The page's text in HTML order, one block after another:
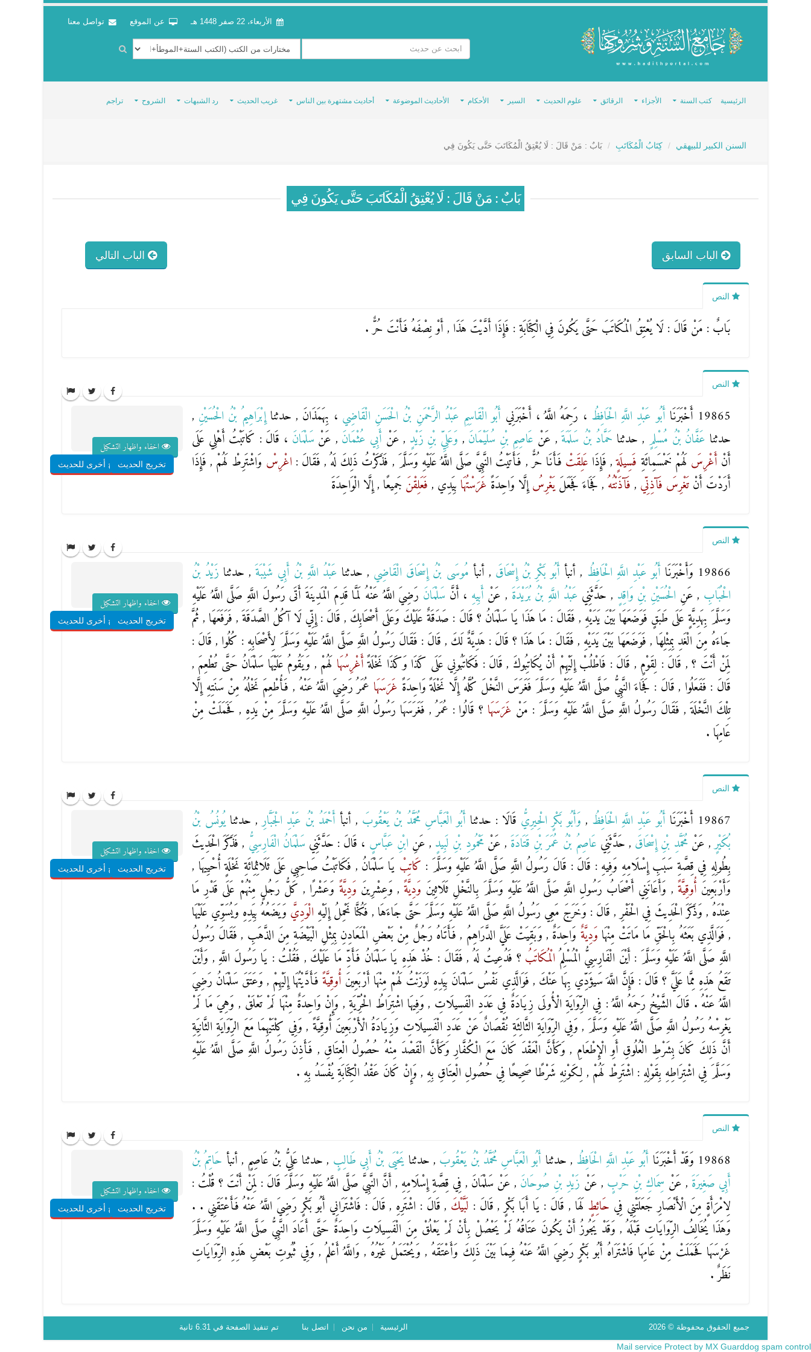
الأربعاء، 22 صفر 1448 هـ عن الموقع تواصل معنا
الرئيسية كتب السنة الأجزاء الرقائق علوم الحديث السير الأحكام الأحاديث الموضوعة أحاديث مشتهرة بين الناس غريب الحديث رد الشبهات الشروح تراجم
السنن الكبير للبيهقي كِتَابُ الْمُكَاتَبِ بَابٌ : مَنْ قَالَ : لَا يُعْتِقُ الْمُكَاتَبَ حَتَّى يَكُونَ فِي
بَابٌ : مَنْ قَالَ : لَا يُعْتِقُ الْمُكَاتَبَ حَتَّى يَكُونَ فِي
الباب السابق الباب التالي
النص
بَابٌ : مَنْ قَالَ : لَا يُعْتِقُ الْمُكَاتَبَ حَتَّى يَكُونَ فِي الْكِتَابَةِ : فَإِذَا أَدَّيْتَ هَذَا , أَوْ نِصْفَهُ فَأَنْتَ حُرٌّ .
النص
19865 أَخْبَرَنَا أَبُو عَبْدِ اللَّهِ الْحَافِظُ ، رَحِمَهُ اللَّهُ ، أَخْبَرَنِي أَبُو الْقَاسِمِ عَبْدُ الرَّحْمَنِ بْنُ الْحَسَنِ الْقَاضِي ، بِهَمَذَانَ , حدثناإِبْرَاهِيمُ بْنُ الْحُسَيْنِ ,
حدثنا عَفَّانُ بْنُ مُسْلِمٍ , حدثنا حَمَّادُ بْنُ سَلَمَةَ , عَنْ عَاصِمِ بْنِ سُلَيْمَانَ , وَعَلِيِّ بْنِ زَيْدٍ , عَنْ أَبِي عُثْمَانَ , عَنْ سَلْمَانَ ، قَالَ : كَاتَبْتُ أَهْلِي عَلَى
أَنْ أَغْرِسَ لَهُمْ خَمْسَمِائَةِ فَسِيلَةٍ, فَإِذَا عَلِقَتْ فَأَنَا حُرٌّ , فَأَتَيْتُ النَّبِيَّ صَلَّى اللَّهُ عَلَيْهِ وَسَلَّمَ , فَذَكَرْتُ ذَلِكَ لَهُ , فَقَالَ : اغْرِسْ وَاشْتَرِطْ لَهُمْ , فَإِذَا
أَرَدْتَ أَنْ تَغْرِسَ فَآذِنِّي , فَآذَنْتُهُ , فَجَاءَ فَجَعَلَيَغْرِسُإِلَّا وَاحِدَةً غَرَسْتُهَا بِيَدِي , فَعَلِقْنَ جَمِيعًا , إِلَّا الْوَاحِدَةَ
اخفاء واظهار التشكيل
تخريج الحديثشروح أخرى للحديث
النص
19866 وَأَخْبَرَنَا أَبُو عَبْدِ اللَّهِ الْحَافِظُ , أنبأ أَبُو بَكْرِ بْنُ إِسْحَاقَ , أنبأ مُوسَى بْنُ إِسْحَاقَ الْقَاضِي , حدثنا عَبْدُ اللَّهِ بْنُ أَبِي شَيْبَةَ , حدثنا زَيْدُ بْنُ
الْحُبَابِ , عَنِ الْحُسَيْنِ بْنِ وَاقِدٍ , حَدَّثَنِي عَبْدُ اللَّهِ بْنُ بُرَيْدَةَ , عَنْ أَبِيهِ ، أَنَّ سَلْمَانَ رَضِيَ اللَّهُ عَنْهُ لَمَّا قَدِمَ الْمَدِينَةَ أَتَى رَسُولَ اللَّهِ صَلَّى اللَّهُ عَلَيْهِ
وَسَلَّمَ بِهَدِيَّةٍ عَلَى طَبَقٍ فَوَضَعَهَا بَيْنَ يَدَيْهِ , فَقَالَ : مَا هَذَا يَا سَلْمَانُ ؟ قَالَ : صَدَقَةٌ عَلَيْكَ وَعَلَى أَصْحَابِكَ , قَالَ : إِنِّي لَا آكُلُ الصَّدَقَةَ , فَرَفَعَهَا , ثُمَّ
جَاءَهُ مِنَ الْغَدِ بِمِثْلِهَا , فَوَضَعَهَا بَيْنَ يَدَيْهِ , فَقَالَ : مَا هَذَا ؟ قَالَ : هَدِيَّةٌ لَكَ , قَالَ : فَقَالَ رَسُولُ اللَّهِ صَلَّى اللَّهُ عَلَيْهِ وَسَلَّمَ لِأَصْحَابِهِ : كُلُوا , قَالَ :
لِمَنْ أَنْتَ ؟ , قَالَ : لِقَوْمٍ , قَالَ : فَاطْلُبْ إِلَيْهِمْ أَنْ يُكَاتِبُوكَ , قَالَ : فَكَاتَبُونِي عَلَى كَذَا وَكَذَا نَخْلَةًأَغْرِسُهَا لَهُمْ , وَيَقُومُ عَلَيْهَا سَلْمَانُ حَتَّى تُطْعِمَ ,
قَالَ : فَفَعَلُوا , قَالَ : فَجَاءَ النَّبِيُّ صَلَّى اللَّهُ عَلَيْهِ وَسَلَّمَ فَغَرَسَ النَّخْلَ كُلَّهُ إِلَّا نَخْلَةً وَاحِدَةً غَرَسَهَا عُمَرُ رَضِيَ اللَّهُ عَنْهُ , فَأُطْعِمَ نَخْلُهُ مِنْ سَنَتِهِ إِلَّا
تِلْكَ النَّخْلَةَ , فَقَالَ رَسُولُ اللَّهِ صَلَّى اللَّهُ عَلَيْهِ وَسَلَّمَ : مَنْ غَرَسَهَا ؟ قَالُوا : عُمَرُ , فَغَرَسَهَا رَسُولُ اللَّهِ صَلَّى اللَّهُ عَلَيْهِ وَسَلَّمَ مِنْ يَدِهِ , فَحَمَلَتْ مِنْ
عَامِهَا .
اخفاء واظهار التشكيل
تخريج الحديثشروح أخرى للحديث
النص
19867 أَخْبَرَنَا أَبُو عَبْدِ اللَّهِ الْحَافِظُ , وَأَبُو بَكْرٍ الْحِيرِيُّ قَالَا : حدثنا أَبُو الْعَبَّاسِ مُحَمَّدُ بْنُ يَعْقُوبَ , أنبأ أَحْمَدُ بْنُ عَبْدِ الْجَبَّارِ, حدثنايُونُسُ بْنُ
بُكَيْرٍ, عَنْمُحَمَّدِ بْنِ إِسْحَاقَ , حَدَّثَنِي عَاصِمُ بْنُ عُمَرَ بْنِ قَتَادَةَ , عَنْمَحْمُودِ بْنِ لَبِيدٍ , عَنِ ابْنِ عَبَّاسٍ ، قَالَ : حَدَّثَنِي سَلْمَانُ الْفَارِسِيُّ , فَذَكَرَ الْحَدِيثَ
بِطُولِهِ فِي قِصَّةِ سَبَبِ إِسْلَامِهِ وَفِيهِ : قَالَ : قَالَ رَسُولُ اللَّهِ صَلَّى اللَّهُ عَلَيْهِ وَسَلَّمَ : كَاتِبْ يَا سَلْمَانُ , فَكَاتَبْتُ صَاحِبِي عَلَى ثَلَاثِمِائَةِ نَخْلَةٍ أُحْيِيهَا ,
وَأَرْبَعِينَ أُوقِيَّةً , وَأَعَانَنِي أَصْحَابُ رَسُولِ اللَّهِ صَلَّى اللَّهُ عَلَيْهِ وَسَلَّمَ بِالنَّخْلِ ثَلَاثِينَ وَدِيَّةً , وَعِشْرِينَ وَدِيَّةً وَعَشْرًا , كَلُّ رَجُلٍ مِنْهُمْ عَلَى قَدْرِ مَا
عِنْدَهُ , وَذَكَرَ الْحَدِيثَ فِي الْحَفْرِ , قَالَ : وَخَرَجَ مَعِي رَسُولُ اللَّهِ صَلَّى اللَّهُ عَلَيْهِ وَسَلَّمَ حَتَّى جَاءَهَا , فَكُنَّا نَحْمِلُ إِلَيْهِ الْوَدِيَّ وَيَضَعُهُ بِيَدِهِ وَيُسَوِّي عَلَيْهَا
, فَوَالَّذِي بَعَثَهُ بِالْحَقِّ مَا مَاتَتْ مِنْهَا وَدِيَّةٌ وَاحِدَةٌ , وَبَقِيَتْ عَلَيَّ الدَّرَاهِمُ , فَأَتَاهُ رَجُلٌ مِنْ بَعْضِ الْمَعَادِنِ بِمِثْلِ الْبَيْضَةِ مِنَ الذَّهَبِ , فَقَالَ رَسُولُ
اللَّهِ صَلَّى اللَّهُ عَلَيْهِ وَسَلَّمَ : أَيْنَ الْفَارِسِيُّ الْمُسْلِمُ الْمُكَاتَبُ ؟ فَدُعِيتُ لَهُ , فَقَالَ : خُذْ هَذِهِ يَا سَلْمَانُ فَأَدِّ مَا عَلَيْكَ , فَقُلْتُ : يَا رَسُولَ اللَّهِ , وَأَيْنَ
تَقَعُ هَذِهِ مِمَّا عَلَيَّ ؟ قَالَ : فَإِنَّ اللَّهَ سَيؤَدِّي بِهَا عَنْكَ , فَوَالَّذِي نَفْسُ سَلْمَانَ بِيَدِهِ لَوَزَنْتُ لَهُمْ مِنْهَا أَرْبَعِينَ أُوقِيَّةً فَأَدَّيْتُهَا إِلَيْهِمْ , وَعَتَقَ سَلْمَانُ رَضِيَ
اللَّهُ عَنْهُ . قَالَ الشَّيْخُ رَحِمَهُ اللَّهُ : فِي الرِّوَايَةِ الْأُولَى زِيَادَةٌ فِي عَدَدِ الْفَسِيلَاتِ , وَفِيهَا اشْتِرَاطُ الْحُرِّيَةِ , وَإِنْ وَاحِدَةٌ مِنْهَا لَمْ تَعْلَقْ , وَهِيَ مَا لَمْ
يَغْرِسْهُ رَسُولُ اللَّهِ صَلَّى اللَّهُ عَلَيْهِ وَسَلَّمَ , وَفِي الرِّوَايَةِ الثَّالِثَةِ نُقْصَانٌ عَنْ عَدَدِ الْفَسِيلَاتِ وَزِيَادَةُ الْأَرْبَعِينَ أُوقِيَّةً , وَفِي كِلْتَيْهِمَا مَعَ الرِّوَايَةِ الثَّانِيَةِ
أَنَّ ذَلِكَ كَانَ بِشَرْطِ الْعُلُوقِ أَوِ الْإِطْعَامِ , وَكَأَنَّ الْعَقْدَ كَانَ مَعَ الْكُفَّارِ وَكَأَنَّ الْقَصْدَ مِنْهُ حُصُولُ الْعِتَاقِ , فَأَذِنَ رَسُولُ اللَّهِ صَلَّى اللَّهُ عَلَيْهِ
وَسَلَّمَ فِي اشْتِرَاطِهِ بِقَوْلِهِ : اشْتَرِطْ لَهُمْ , لِكَوْنِهِ شَرْطًا صَحِيحًا فِي حُصُولِ الْعِتَاقِ بِهِ , وَإِنْ كَانَ عَقْدُ الْكِتَابَةِ يُفْسَدُ بِهِ .
اخفاء واظهار التشكيل
تخريج الحديثشروح أخرى للحديث
النص
19868 وَقَدْ أَخْبَرَنَا أَبُو عَبْدِ اللَّهِ الْحَافِظُ , حدثنا أَبُو الْعَبَّاسِ مُحَمَّدُ بْنُ يَعْقُوبَ , حدثنا يَحْيَى بْنُ أَبِي طَالِبٍ , حدثنا عَلِيُّ بْنُ عَاصِمٍ , أنبأ حَاتِمُ بْنُ
أَبِي صَغِيرَةَ , عَنْ سِمَاكِ بْنِ حَرْبٍ , عَنْ زَيْدِ بْنِ صُوحَانَ , عَنْ سَلْمَانَ , فِي قِصَّةِ إِسْلَامِهِ , أَنَّ النَّبِيَّ صَلَّى اللَّهُ عَلَيْهِ وَسَلَّمَ قَالَ : لِمَنْ أَنْتَ ؟ قُلْتُ :
لِامْرَأَةٍ مِنَ الْأَنْصَارِ جَعَلَتْنِي فِي حَائِطٍ لَهَا , قَالَ : يَا أَبَا بَكْرٍ , قَالَ : لَبَّيْكَ , قَالَ : اشْتَرِهِ , قَالَ : فَاشْتَرَانِي أَبُو بَكْرٍ رَضِيَ اللَّهُ عَنْهُ فَأَعْتَقَنِي . .
وَهَذَا يُخَالِفُ الرِّوَايَاتِ قَبْلَهُ , وَقَدْ يَجُوزُ أَنْ يَكُونَ عَتَاقُهُ لَمْ يَحْصُلْ بِأَنْ لَمْ يَعْلُقْ مِنَ الْفَسِيلَاتِ وَاحِدَةٌ حَتَّى أَعَادَ النَّبِيُّ صَلَّى اللَّهُ عَلَيْهِ وَسَلَّمَ
غَرْسَهَا فَحَمَلَتْ مِنْ عَامِهَا فَاشْتَرَاهُ أَبُو بَكْرٍ رَضِيَ اللَّهُ عَنْهُ فِيمَا بَيْنَ ذَلِكَ وَأَعْتَقَهُ , وَيُحْتَمَلُ غَيْرُهُ , وَاللَّهُ أَعْلمُ , وَفِي ثُبُوتِ بَعْضِ هَذِهِ الرِّوَايَاتِ
نَظَرٌ .
اخفاء واظهار التشكيل
تخريج الحديثشروح أخرى للحديث
جميع الحقوق محفوظة © 2026 الرئيسية من نحن اتصل بنا تم تنفيذ الصفحة في 6.31 ثانية
Mail service Protect by MX Guarddog spam control